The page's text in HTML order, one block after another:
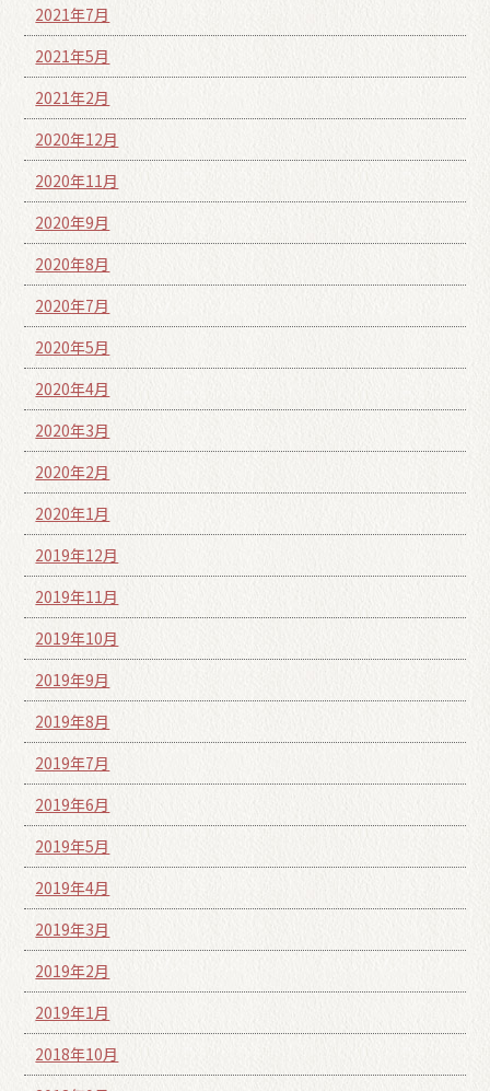
2021年7月
2021年5月
2021年2月
2020年12月
2020年11月
2020年9月
2020年8月
2020年7月
2020年5月
2020年4月
2020年3月
2020年2月
2020年1月
2019年12月
2019年11月
2019年10月
2019年9月
2019年8月
2019年7月
2019年6月
2019年5月
2019年4月
2019年3月
2019年2月
2019年1月
2018年10月